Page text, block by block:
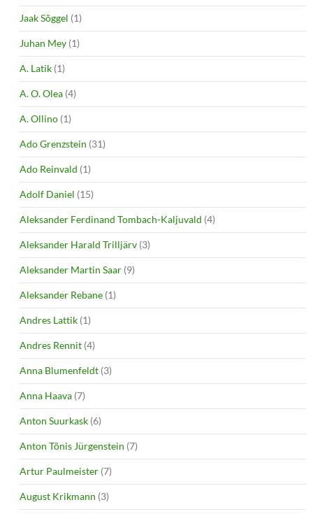
Jaak Sõggel (1)
Juhan Mey (1)
A. Latik (1)
A. O. Olea (4)
A. Ollino (1)
Ado Grenzstein (31)
Ado Reinvald (1)
Adolf Daniel (15)
Aleksander Ferdinand Tombach-Kaljuvald (4)
Aleksander Harald Trilljärv (3)
Aleksander Martin Saar (9)
Aleksander Rebane (1)
Andres Lattik (1)
Andres Rennit (4)
Anna Blumenfeldt (3)
Anna Haava (7)
Anton Suurkask (6)
Anton Tõnis Jürgenstein (7)
Artur Paulmeister (7)
August Krikmann (3)